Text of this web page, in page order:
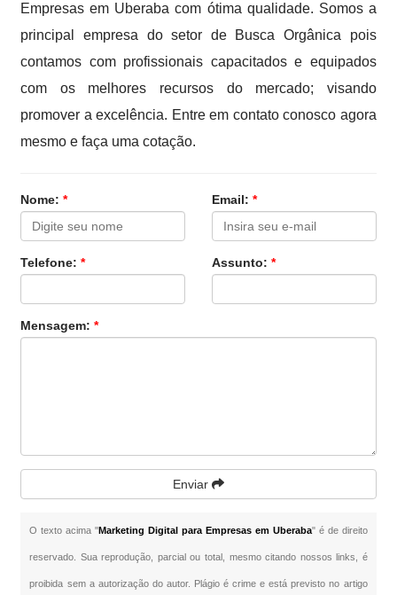
Empresas em Uberaba com ótima qualidade. Somos a
principal empresa do setor de Busca Orgânica pois
contamos com profissionais capacitados e equipados
com os melhores recursos do mercado; visando
promover a excelência. Entre em contato conosco agora
mesmo e faça uma cotação.
Nome:* Email: *
Telefone:* Assunto: *
Mensagem:*
Enviar
O texto acima "Marketing Digital para Empresas em Uberaba" é de direito
reservado. Sua reprodução, parcial ou total, mesmo citando nossos links, é
proibida sem a autorização do autor. Plágio é crime e está previsto no artigo